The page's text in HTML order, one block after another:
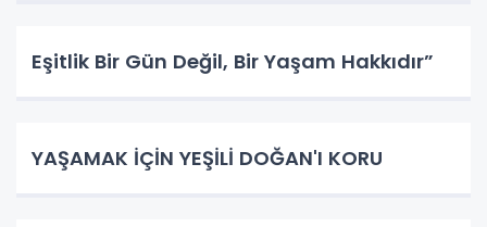
Eşitlik Bir Gün Değil, Bir Yaşam Hakkıdır”
YAŞAMAK İÇİN YEŞİLİ DOĞAN'I KORU